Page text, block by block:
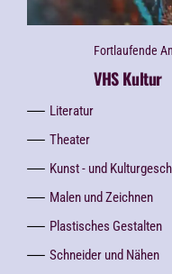
Fortlaufende
VHS Kultur
Literatur
Theater
Kunst - und
Malen und Zeichnen
Plastisches Gestalten
Schneider und Nähen